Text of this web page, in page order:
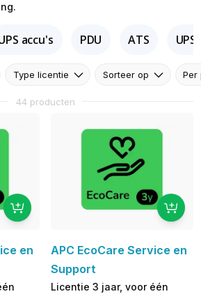
accu's PDU ATS
Type licentie Sorteer op Per
44 producten
en
APC EcoCare Service en
Support
Licentie 3 jaar, voor één